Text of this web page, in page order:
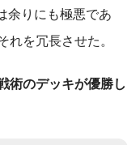
余りにも極悪であ
れを冗長させた。
術のデッキが優勝し